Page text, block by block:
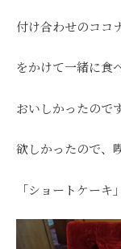
付け合わせのココ
をかけて一緒に食
おいしかったので
欲しかったので、
「ショートケーキ」